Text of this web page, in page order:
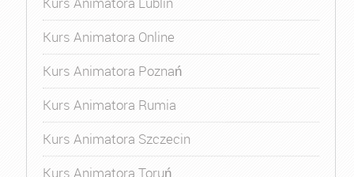
Kurs Animatora Online
Kurs Animatora Poznań
Kurs Animatora Rumia
Kurs Animatora Szczecin
Kurs Animatora Toruń